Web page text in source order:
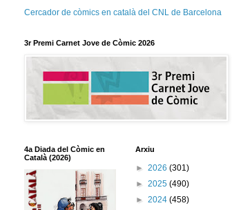
Cercador de còmics en català del CNL de Barcelona
3r Premi Carnet Jove de Còmic 2026
4a Diada del Còmic en
Català (2026)
Arxiu
► 2026 (301)
► 2025 (490)
► 2024 (458)